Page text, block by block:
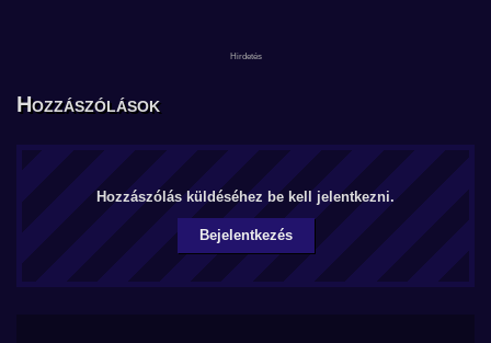
Hozzászólások
Hozzászólás küldéséhez be kell jelentkezni.
Bejelentkezés